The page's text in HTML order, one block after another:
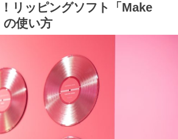
リッピングソフト「Make
使い方